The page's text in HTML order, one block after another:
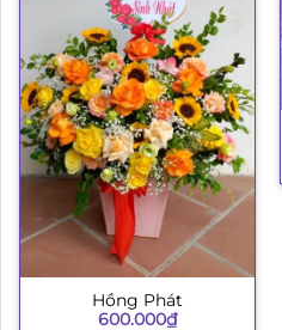
Hồng Phát
600.000₫